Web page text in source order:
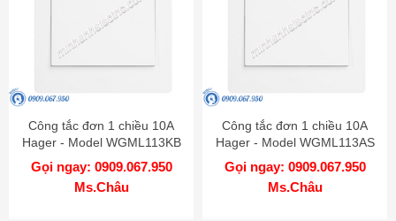
Công tắc đơn 1 chiều 10A
Hager - Model WGML113KB
Gọi ngay: 0909.067.950
Ms.Châu
Công tắc đơn 1 chiều 10A
Hager - Model WGML113AS
Gọi ngay: 0909.067.950
Ms.Châu